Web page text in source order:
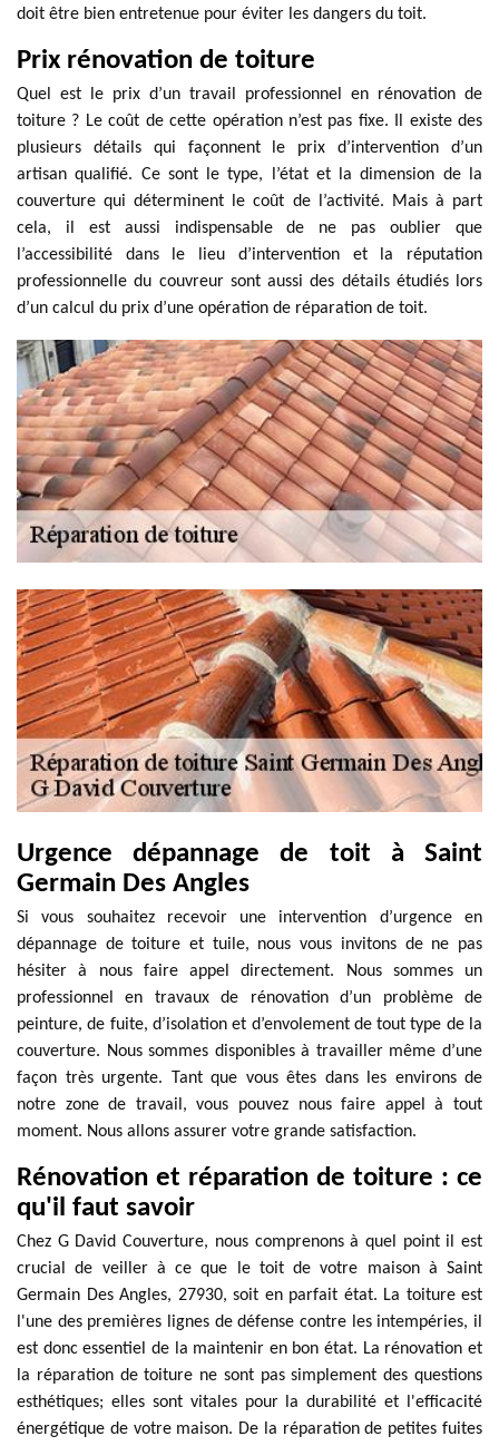
doit être bien entretenue pour éviter les dangers du toit.
Prix rénovation de toiture
Quel est le prix d’un travail professionnel en rénovation de
toiture ? Le coût de cette opération n’est pas fixe. Il existe des
plusieurs détails qui façonnent le prix d’intervention d’un
artisan qualifié. Ce sont le type, l’état et la dimension de la
couverture qui déterminent le coût de l’activité. Mais à part
cela, il est aussi indispensable de ne pas oublier que
l’accessibilité dans le lieu d’intervention et la réputation
professionnelle du couvreur sont aussi des détails étudiés lors
d’un calcul du prix d’une opération de réparation de toit.
Urgence dépannage de toit à Saint
Germain Des Angles
Si vous souhaitez recevoir une intervention d’urgence en
dépannage de toiture et tuile, nous vous invitons de ne pas
hésiter à nous faire appel directement. Nous sommes un
professionnel en travaux de rénovation d’un problème de
peinture, de fuite, d’isolation et d’envolement de tout type de la
couverture. Nous sommes disponibles à travailler même d’une
façon très urgente. Tant que vous êtes dans les environs de
notre zone de travail, vous pouvez nous faire appel à tout
moment. Nous allons assurer votre grande satisfaction.
Rénovation et réparation de toiture : ce
qu'il faut savoir
Chez G David Couverture, nous comprenons à quel point il est
crucial de veiller à ce que le toit de votre maison à Saint
Germain Des Angles, 27930, soit en parfait état. La toiture est
l'une des premières lignes de défense contre les intempéries, il
est donc essentiel de la maintenir en bon état. La rénovation et
la réparation de toiture ne sont pas simplement des questions
esthétiques; elles sont vitales pour la durabilité et l'efficacité
énergétique de votre maison. De la réparation de petites fuites